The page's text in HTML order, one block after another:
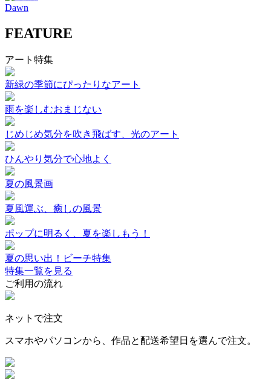
Dawn
FEATURE
アート特集
新緑の季節にぴったりなアート
雨を楽しむおまじない
じめじめ気分を吹き飛ばす、光のアート
ひんやり気分で心地よく
夏の風景画
夏風運ぶ、癒しの風景
ポップに明るく、夏を楽しもう！
夏の思い出！ビーチ特集
特集一覧を見る
ご利用の流れ
ネットで注文
スマホやパソコンから、作品と配送希望日を選んで注文。